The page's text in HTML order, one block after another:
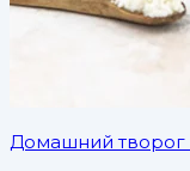
Домашний творог